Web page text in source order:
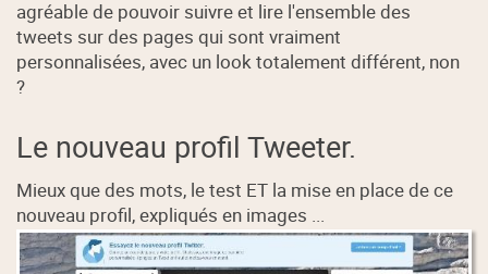
agréable de pouvoir suivre et lire l'ensemble des
tweets sur des pages qui sont vraiment
personnalisées, avec un look totalement différent, non
?
Le nouveau profil Tweeter.
Mieux que des mots, le test ET la mise en place de ce
nouveau profil, expliqués en images ...